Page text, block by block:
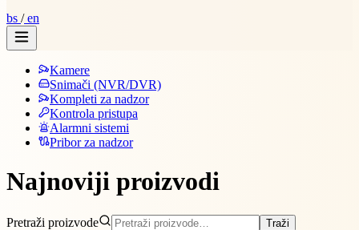
bs /en
Kamere
Snimači (NVR/DVR)
Kompleti za nadzor
Kontrola pristupa
Alarmni sistemi
Pribor za nadzor
Najnoviji proizvodi
Pretraži proizvode Traži